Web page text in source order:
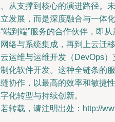
从支撑到核心的演进路径。
发展，而是深度融合与一体
端到端”服务的合作伙伴，即
络与系统集成，再到上云迁
运维与运维开发（DevOps
化软件开发。这种全链条的
协作，以最高的效率和敏捷
化转型与持续创新。
转载，请注明出处：http://